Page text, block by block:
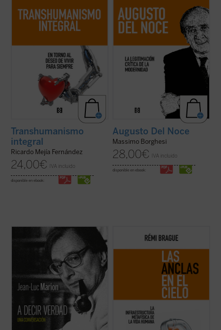
tecnológicos.... (ver ficha)
Transhumanismo
integral
Ricardo Mejía Fernández
24,00€ IVA incluido
disponible en ebook:
camino ideal dominado, en los años 1940-
1950, por una intención fundamental: la ...
(ver ficha)
Augusto Del Noce
Massimo Borghesi
28,00€ IVA incluido
disponible en ebook:
¿Hacia dónde va el mundo? ¿Cuál es el
estado de la Iglesia? ¿Qué futuro tiene
Europa? Estas son algunas de las
preguntas formuladas por el periodista
especializado en el mundo de la cultura
Paul-François Paoli a las que Jean-Luc
(ver ficha)
Lo que el autor nos ofrece aquí, con su
combinación característica de erudición e
decadencia ni el lamento nostálgico
respecto del mundo del pensamiento de
una época ya pasada, sino un resumen
(ver ficha)